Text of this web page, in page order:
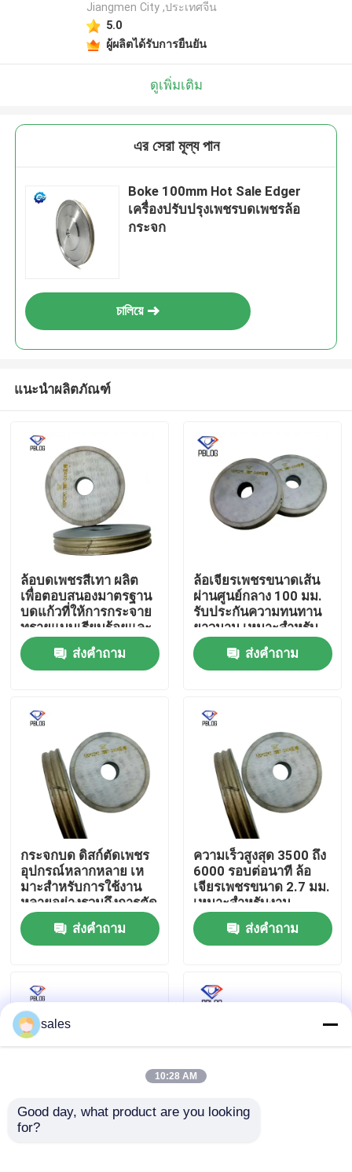
ฝากข้อความ
บ้าน
ผลิตภัณฑ์
เกี่ยวกับเรา
ทัวร์โรงงาน
ควบคุมคุณภาพ
ข่าว
ล้อเจียรเพชร
Jiangmen City ,ประเทศจีน
5.0
ผู้ผลิตได้รับการยืนยัน
ดูเพิ่มเติม
এর সেরা মূল্য পান
Boke 100mm Hot Sale Edger
เครื่องปรับปรุงเพชรบดเพชรล้อ
กระจก
চালিয়ে
แนะนำผลิตภัณฑ์
ล้อบดเพชรสีเทา ผลิต
เพื่อตอบสนองมาตรฐาน
บดแก้วที่ให้การกระจาย
ทรายแบบเรียบร้อยและ
ยาวนาน
ส่งคำถาม
ล้อเจียรเพชรขนาดเส้น
ผ่านศูนย์กลาง 100 มม.
รับประกันความทนทาน
ยาวนาน เหมาะสำหรับ
งานวิศวกรรมที่มีความ
แม่นยำสูงส่งคำถาม
กระจกบด ดิสก์ตัดเพชร
อุปกรณ์หลากหลาย เห
มาะสําหรับการใช้งาน
หลายอย่างรวมถึงการตัด
กระจกและหิน
ส่งคำถาม
ความเร็วสูงสุด 3500 ถึง
6000 รอบต่อนาที ล้อ
เจียรเพชรขนาด 2.7 มม.
เหมาะสำหรับงาน
อุตสาหกรรม
ส่งคำถาม
ล้อขัดเพชรสีเทา ตัวเลือก
sales
10:28 AM
Good day, what product are you looking
for?